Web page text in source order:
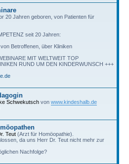
20 Jahren geboren, von Patienten für
seit 20 Jahren:
Betroffenen, über Kliniken
MIT WELTWEIT TOP
RUND UM DEN KINDERWUNSCH +++
Schwekutsch von www.kindeshalb.de
Teut (Arzt für Homöopathie).
da uns Herr Dr. Teut nicht mehr zur
Nachfolge?